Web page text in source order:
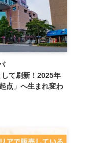
て刷新！2025年
点」へ生まれ変わ